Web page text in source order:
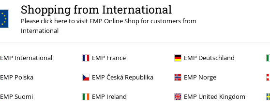
Shopping from International
Please click here to visit EMP Online Shop for customers from
International
EMP International EMP France EMP Deutschland
EMP Polska EMP Česká Republika EMP Norge
EMP Suomi EMP Ireland EMP United Kingdom